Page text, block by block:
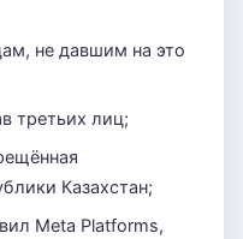
не давшим на это
третьих лиц;
Казахстан;
Meta Platforms,